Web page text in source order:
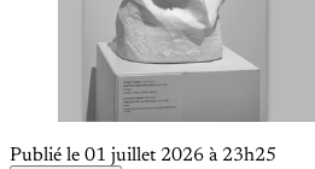
Publié le 01 juillet 2026 à 23h25